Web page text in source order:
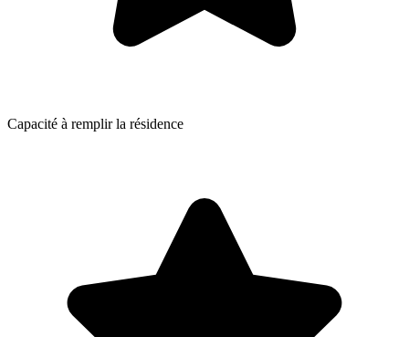
Capacité à remplir la résidence